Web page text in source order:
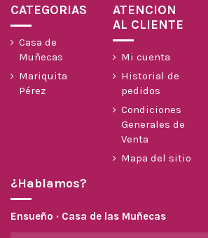
CATEGORIAS
Casa de
Muñecas
Mariquita
Pérez
ATENCION
AL CLIENTE
Mi cuenta
Historial de
pedidos
Condiciones
Generales de
Venta
Mapa del sitio
¿Hablamos?
Ensueño · Casa de las Muñecas